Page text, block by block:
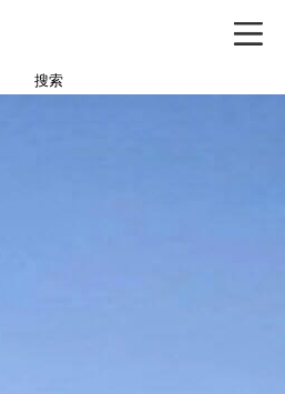
搜索